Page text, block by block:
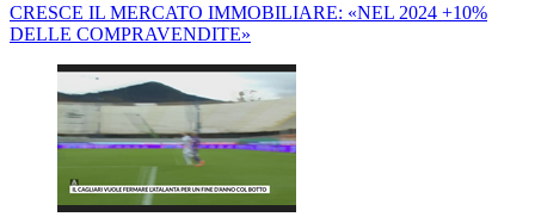
CRESCE IL MERCATO IMMOBILIARE: «NEL 2024 +10%
DELLE COMPRAVENDITE»